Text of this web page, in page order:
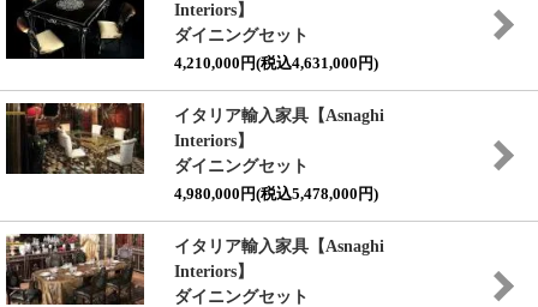
Interiors】
ダイニングセット
4,210,000円(税込4,631,000円)
イタリア輸入家具【Asnaghi
Interiors】
ダイニングセット
4,980,000円(税込5,478,000円)
イタリア輸入家具【Asnaghi
Interiors】
ダイニングセット